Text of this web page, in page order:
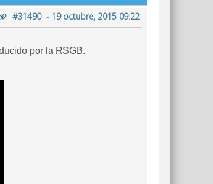
#31490- 19 octubre, 2015 09:22
por la RSGB.